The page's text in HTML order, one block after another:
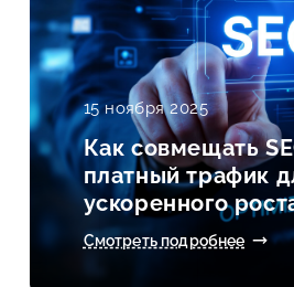
15 ноября 2025
Как совмещать
платный трафик
ускоренного
Смотреть подробнее